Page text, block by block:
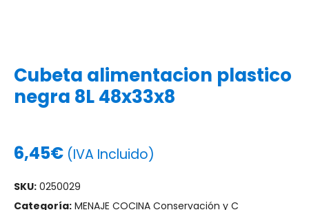
Cubeta alimentacion plastico
negra 8L 48x33x8
6,45€ (IVA Incluido)
SKU: 0250029
Categoría: MENAJE COCINA Conservación y C